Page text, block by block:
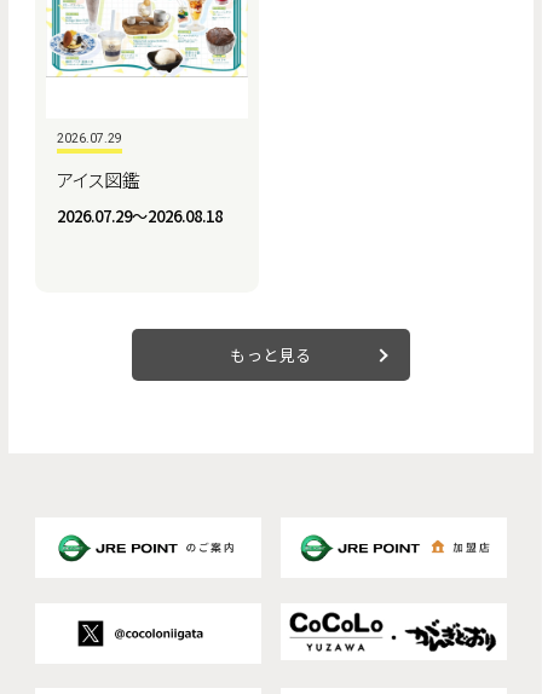
2026.07.29
アイス図鑑
2026.07.29〜2026.08.18
もっと見る